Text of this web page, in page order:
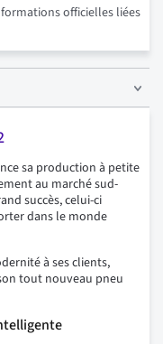
officielles liées
sa production à petite
au marché sud-
succès, celui-ci
dans le monde
à ses clients,
tout nouveau pneu